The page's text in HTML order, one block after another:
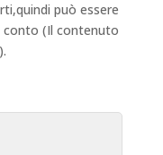
può essere
(Il contenuto